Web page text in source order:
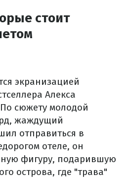
стоит
экранизацией
Алекса
сюжету молодой
жаждущий
отправиться в
отеле, он
фигуру, подарившую
острова, где "трава"